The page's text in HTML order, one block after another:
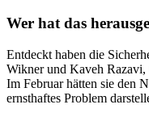
Wer hat das
Entdeckt haben die
Wikner und Kaveh
Im Februar hätten sie den
ernsthaftes Problem